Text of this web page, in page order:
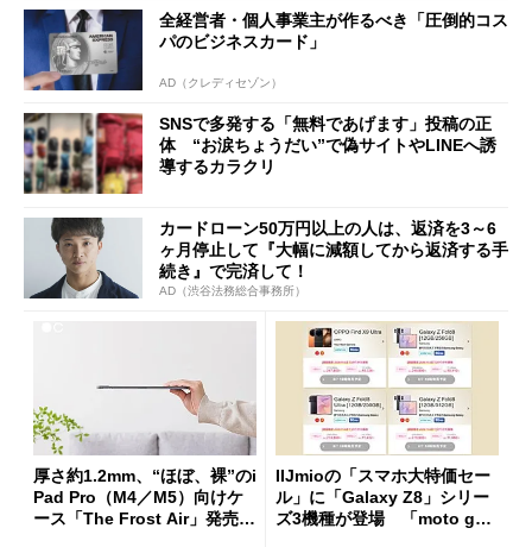
全経営者・個人事業主が作るべき「圧倒的コス
パのビジネスカード」
AD（クレディセゾン）
SNSで多発する「無料であげます」投稿の正
体 “お涙ちょうだい”で偽サイトやLINEへ誘
導するカラクリ
カードローン50万円以上の人は、返済を3～6
ヶ月停止して『大幅に減額してから返済する手
続き』で完済して！
AD（渋谷法務総合事務所）
厚さ約1.2mm、“ほぼ、裸”のi
Pad Pro（M4／M5）向けケ
ース「The Frost Air」発売
IIJmioの「スマホ大特価セー
ル」に「Galaxy Z8」シリー
ズ3機種が登場 「moto g37